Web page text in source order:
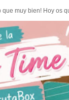
muy bien! Hoy os